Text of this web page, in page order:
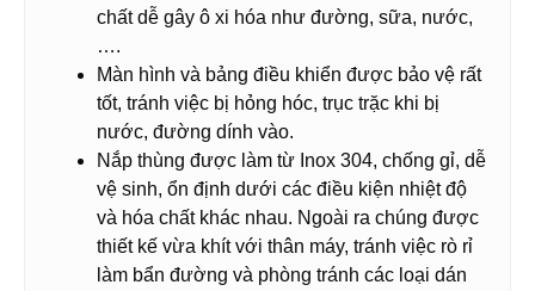
chất dễ gây ô xi hóa như đường, sữa, nước,
….
Màn hình và bảng điều khiển được bảo vệ rất
tốt, tránh việc bị hỏng hóc, trục trặc khi bị
nước, đường dính vào.
Nắp thùng được làm từ Inox 304, chống gỉ, dễ
vệ sinh, ổn định dưới các điều kiện nhiệt độ
và hóa chất khác nhau. Ngoài ra chúng được
thiết kế vừa khít với thân máy, tránh việc rò rỉ
làm bẩn đường và phòng tránh các loại dán